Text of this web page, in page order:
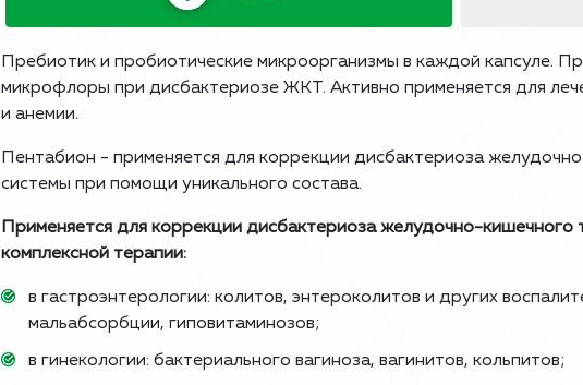
Пребиотик и пробиотические микроорганизмы в каждой капсуле.
микрофлоры при дисбактериозе ЖКТ. Активно применяется для
и анемии.
Пентабион - применяется для коррекции дисбактериоза
системы при помощи уникального состава.
Применяется для коррекции дисбактериоза желудочно-кишечного
комплексной терапии:
в гастроэнтерологии: колитов, энтероколитов и других
мальабсорбции, гиповитаминозов;
в гинекологии: бактериального вагиноза, вагинитов, кольпитов;